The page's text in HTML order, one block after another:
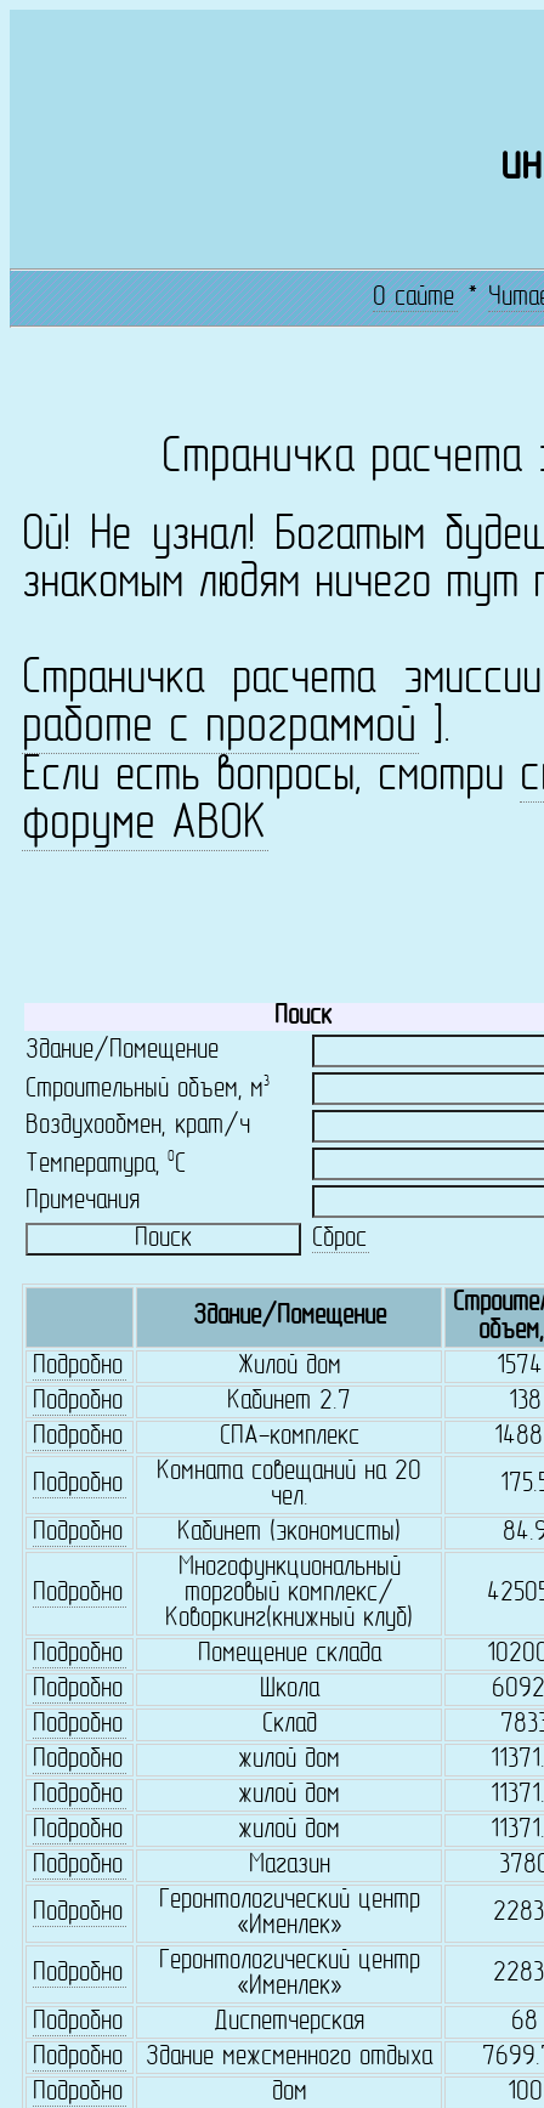
О сайте*
Страничка
Ой! Не узнал! Богатым
знакомым людям ничего тут
Страничка расчета
работе с программой ].
Если есть вопросы, смотри
форуме АВОК
Поиск
Здание/Помещение
Строительный объем, м3
Воздухообмен, крат/ч
Температура, 0C
Примечания
Сброс
Здание/Помещение
Подробно
Жилой дом
Подробно
Кабинет 2.7
138
Подробно
СПА-комплекс
Подробно
Комната совещаний на 20
чел.
Подробно
Кабинет (экономисты)
Подробно
Многофункциональный
торговый комплекс/
Коворкинг(книжный клуб)
Подробно Помещение склада
Подробно
Школа
Подробно
Склад
Подробно
жилой дом
Подробно
жилой дом
Подробно
жилой дом
Подробно
Магазин
Подробно
Геронтологический центр
«Именлек»
Подробно
Геронтологический центр
«Именлек»
Подробно
Диспетчерская
68
Подробно
Здание межсменного отдыха
Подробно
дом
100